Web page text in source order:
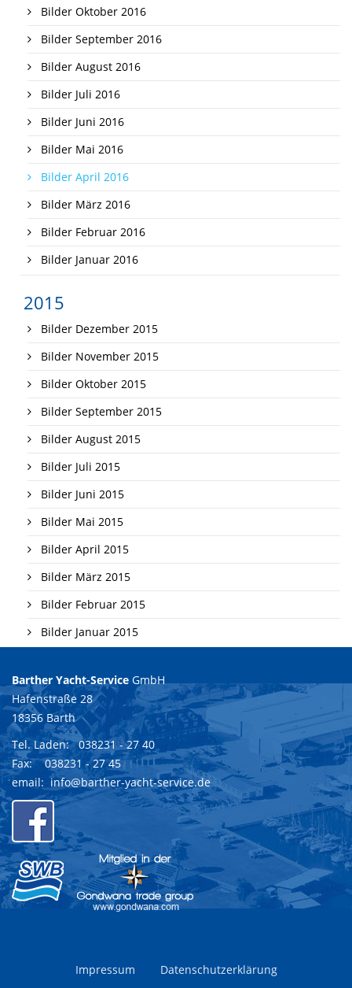
Bilder Oktober 2016
Bilder September 2016
Bilder August 2016
Bilder Juli 2016
Bilder Juni 2016
Bilder Mai 2016
Bilder April 2016
Bilder März 2016
Bilder Februar 2016
Bilder Januar 2016
2015
Bilder Dezember 2015
Bilder November 2015
Bilder Oktober 2015
Bilder September 2015
Bilder August 2015
Bilder Juli 2015
Bilder Juni 2015
Bilder Mai 2015
Bilder April 2015
Bilder März 2015
Bilder Februar 2015
Bilder Januar 2015
Barther Yacht-Service GmbH
Hafenstraße 28
18356 Barth
Tel. Laden:038231 - 27 40
Fax: 038231 - 27 45
email:info@barther-yacht-service.de
Impressum Datenschutzerklärung